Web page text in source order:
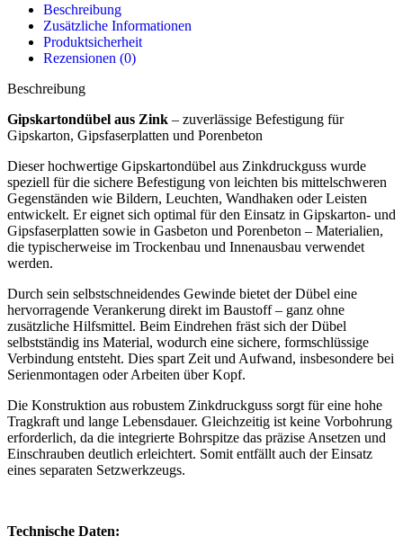
Beschreibung
Zusätzliche Informationen
Produktsicherheit
Rezensionen (0)
Beschreibung
Gipskartondübel aus Zink – zuverlässige Befestigung für
Gipskarton, Gipsfaserplatten und Porenbeton
Dieser hochwertige Gipskartondübel aus Zinkdruckguss wurde
speziell für die sichere Befestigung von leichten bis mittelschweren
Gegenständen wie Bildern, Leuchten, Wandhaken oder Leisten
entwickelt. Er eignet sich optimal für den Einsatz in Gipskarton- und
Gipsfaserplatten sowie in Gasbeton und Porenbeton – Materialien,
die typischerweise im Trockenbau und Innenausbau verwendet
werden.
Durch sein selbstschneidendes Gewinde bietet der Dübel eine
hervorragende Verankerung direkt im Baustoff – ganz ohne
zusätzliche Hilfsmittel. Beim Eindrehen fräst sich der Dübel
selbstständig ins Material, wodurch eine sichere, formschlüssige
Verbindung entsteht. Dies spart Zeit und Aufwand, insbesondere bei
Serienmontagen oder Arbeiten über Kopf.
Die Konstruktion aus robustem Zinkdruckguss sorgt für eine hohe
Tragkraft und lange Lebensdauer. Gleichzeitig ist keine Vorbohrung
erforderlich, da die integrierte Bohrspitze das präzise Ansetzen und
Einschrauben deutlich erleichtert. Somit entfällt auch der Einsatz
eines separaten Setzwerkzeugs.
Technische Daten: